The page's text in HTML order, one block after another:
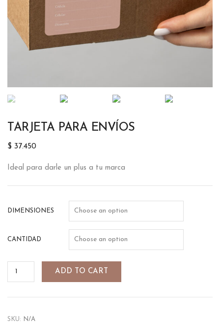
TARJETA PARA ENVÍOS
$ 37.450
Ideal para darle un plus a tu marca
DIMENSIONES
CANTIDAD
ADD TO CART
SKU: N/A